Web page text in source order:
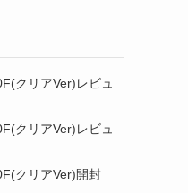
クリアVer)レビュ
クリアVer)レビュ
クリアVer)開封